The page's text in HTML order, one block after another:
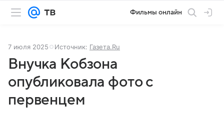
Фильмы онлайн
7 июля 2025 Источник: Газета.Ru
Внучка Кобзона
опубликовала фото с
первенцем